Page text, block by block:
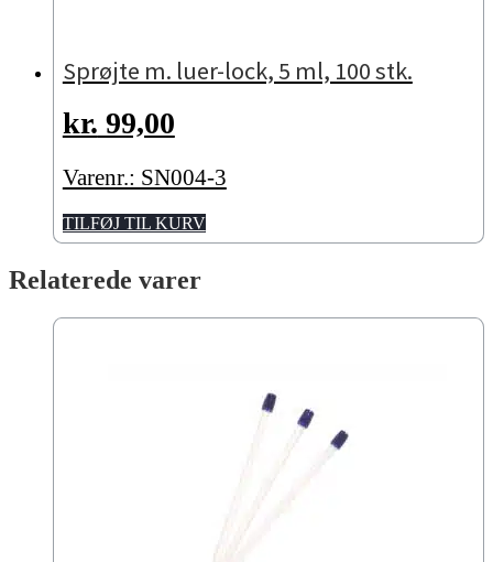
Sprøjte m. luer-lock, 5 ml, 100 stk.
kr. 99,00
Varenr.: SN004-3
TILFØJ TIL KURV
Relaterede varer